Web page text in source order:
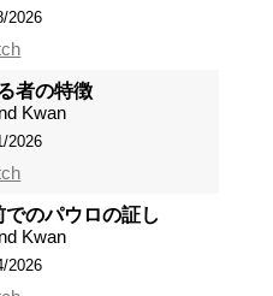
2026
者の特徴
Kwan
2026
のパウロの証し
Kwan
2026